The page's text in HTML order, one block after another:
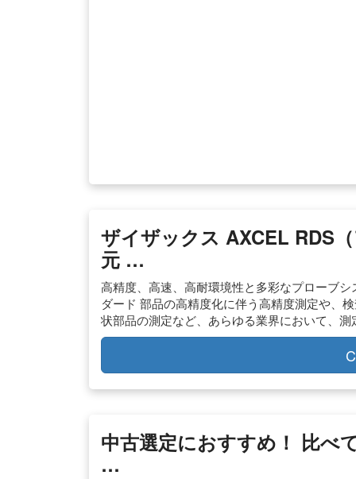
ザイザックス AXCEL RDS
元 …
高精度、高速、高耐環境性と多彩なプローブ
ダード 部品の高精度化に伴う高精度測定や、
状部品の測定など、あらゆる業界において、
中古選定におすすめ！ 比べ
…